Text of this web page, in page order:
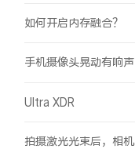
如何开启内存融合？
手机摄像头晃动有响声
Ultra XDR